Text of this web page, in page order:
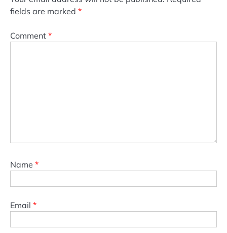
fields are marked *
Comment *
Name *
Email *